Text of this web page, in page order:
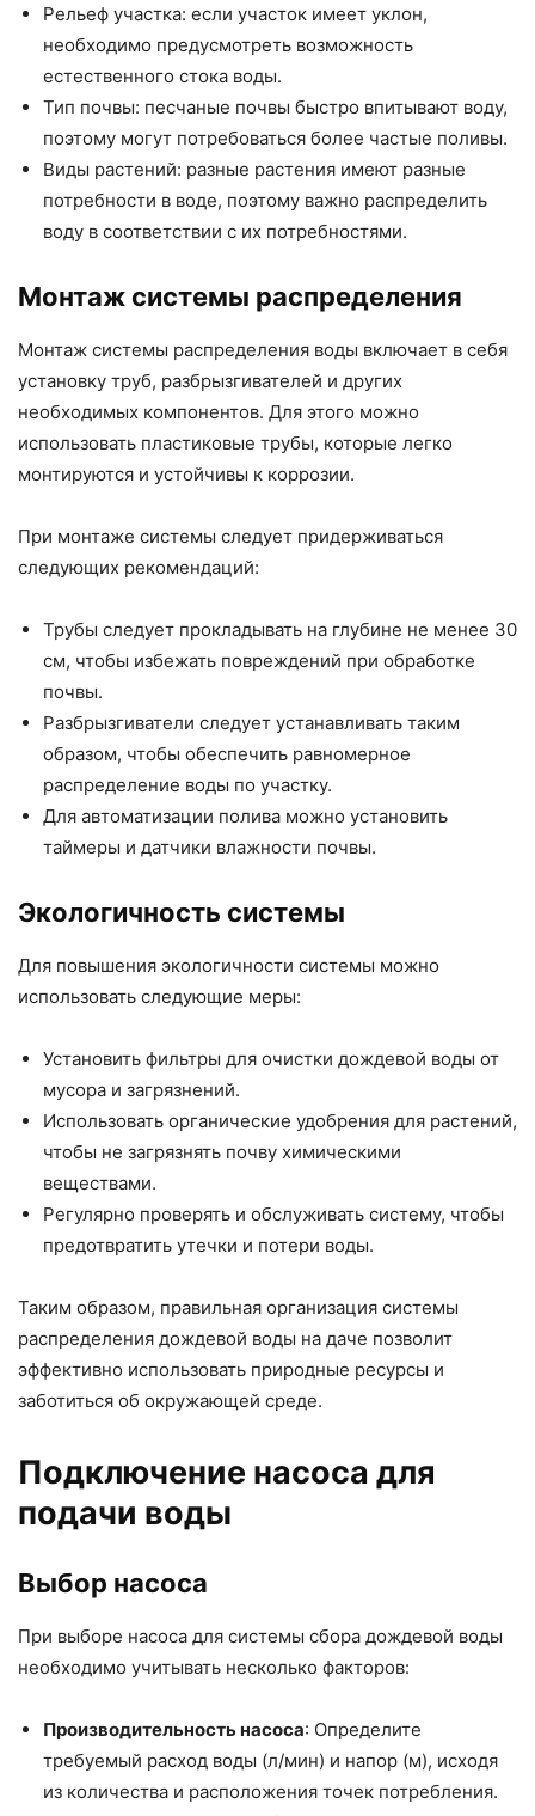
Рельеф участка: если участок имеет уклон,
необходимо предусмотреть возможность
естественного стока воды.
Тип почвы: песчаные почвы быстро впитывают воду,
поэтому могут потребоваться более частые поливы.
Виды растений: разные растения имеют разные
потребности в воде, поэтому важно распределить
воду в соответствии с их потребностями.
Монтаж системы распределения
Монтаж системы распределения воды включает в себя
установку труб, разбрызгивателей и других
необходимых компонентов. Для этого можно
использовать пластиковые трубы, которые легко
монтируются и устойчивы к коррозии.
При монтаже системы следует придерживаться
следующих рекомендаций:
Трубы следует прокладывать на глубине не менее 30
см, чтобы избежать повреждений при обработке
почвы.
Разбрызгиватели следует устанавливать таким
образом, чтобы обеспечить равномерное
распределение воды по участку.
Для автоматизации полива можно установить
таймеры и датчики влажности почвы.
Экологичность системы
Для повышения экологичности системы можно
использовать следующие меры:
Установить фильтры для очистки дождевой воды от
мусора и загрязнений.
Использовать органические удобрения для растений,
чтобы не загрязнять почву химическими
веществами.
Регулярно проверять и обслуживать систему, чтобы
предотвратить утечки и потери воды.
Таким образом, правильная организация системы
распределения дождевой воды на даче позволит
эффективно использовать природные ресурсы и
заботиться об окружающей среде.
Подключение насоса для
подачи воды
Выбор насоса
При выборе насоса для системы сбора дождевой воды
необходимо учитывать несколько факторов:
Производительность насоса: Определите
требуемый расход воды (л/мин) и напор (м), исходя
из количества и расположения точек потребления.